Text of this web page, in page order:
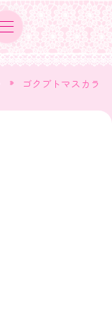
ゴクブトマスカラ